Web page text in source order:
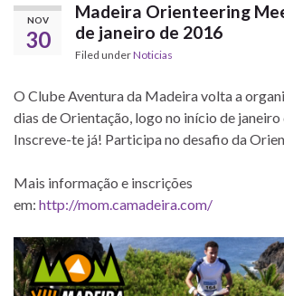
NOV
30
Madeira Orienteering
de janeiro de 2016
Filed underNoticias
O Clube Aventura da Madeira volta a
dias de Orientação, logo no início de janeiro
Inscreve-te já! Participa no desafio da
Mais informação e inscrições
em: http://mom.camadeira.com/